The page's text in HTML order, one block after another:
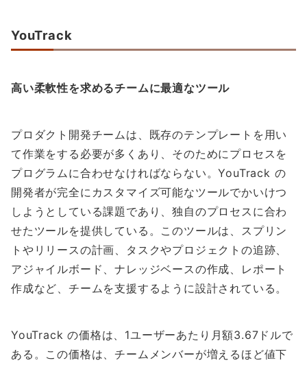
YouTrack
高い柔軟性を求めるチームに最適なツール
プロダクト開発チームは、既存のテンプレートを用い
て作業をする必要が多くあり、そのためにプロセスを
プログラムに合わせなければならない。YouTrack の
開発者が完全にカスタマイズ可能なツールでかいけつ
しようとしている課題であり、独自のプロセスに合わ
せたツールを提供している。このツールは、スプリン
トやリリースの計画、タスクやプロジェクトの追跡、
アジャイルボード、ナレッジベースの作成、レポート
作成など、チームを支援するように設計されている。
YouTrack の価格は、1ユーザーあたり月額3.67ドルで
ある。この価格は、チームメンバーが増えるほど値下